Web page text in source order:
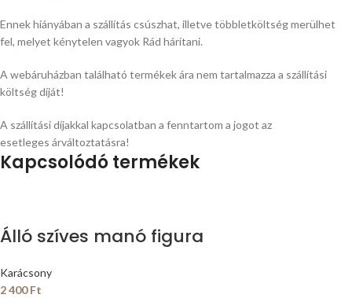
Ennek hiányában a szállítás csúszhat, illetve többletköltség merülhet
fel, melyet kénytelen vagyok Rád hárítani.
A webáruházban található termékek ára nem tartalmazza a szállítási
költség díját!
A szállítási díjakkal kapcsolatban a fenntartom a jogot az
esetleges árváltoztatásra!
Kapcsolódó termékek
Álló szíves manó figura
Karácsony
2 400Ft